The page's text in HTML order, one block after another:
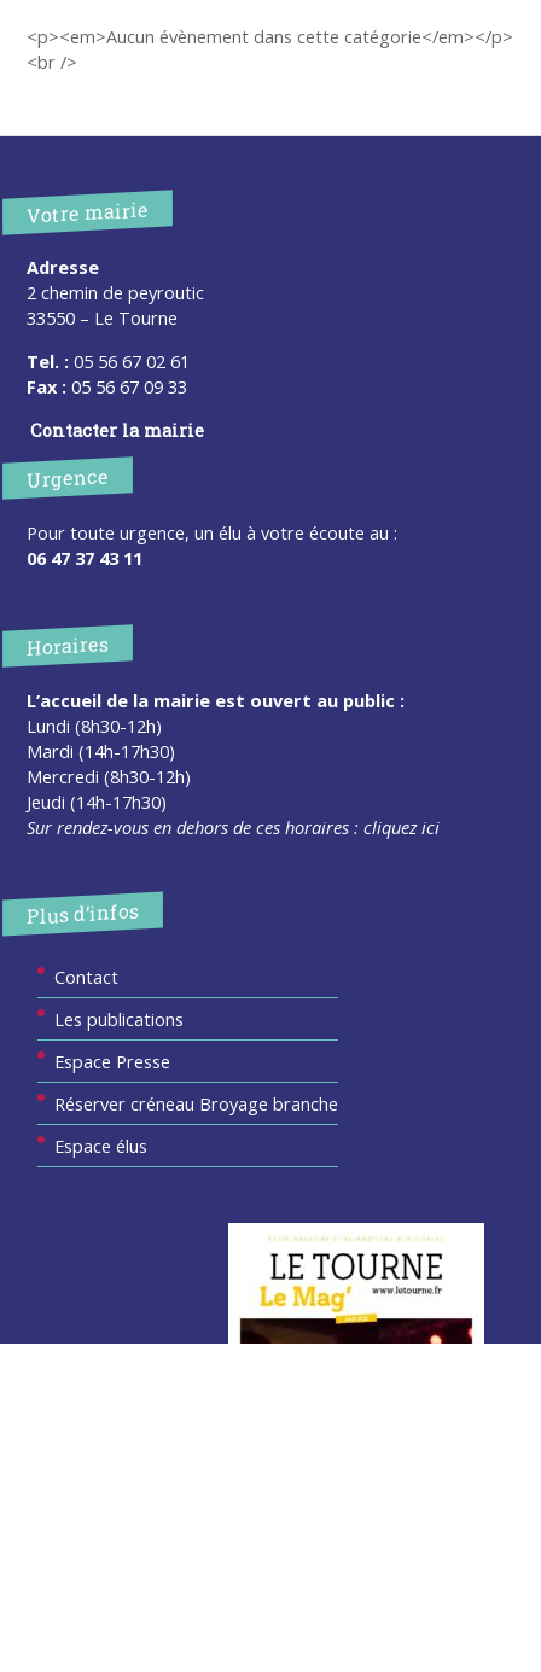
<p><em>Aucun évènement dans cette catégorie</em></p>
<br />
Votre mairie
Adresse
2 chemin de peyroutic
33550 – Le Tourne
Tel. : 05 56 67 02 61
Fax : 05 56 67 09 33
Contacter la mairie
Urgence
Pour toute urgence, un élu à votre écoute au :
06 47 37 43 11
Horaires
L’accueil de la mairie est ouvert au public :
Lundi (8h30-12h)
Mardi (14h-17h30)
Mercredi (8h30-12h)
Jeudi (14h-17h30)
Sur rendez-vous en dehors de ces horaires :cliquez ici
Plus d’infos
Contact
Les publications
Espace Presse
Réserver créneau Broyage branche
Espace élus